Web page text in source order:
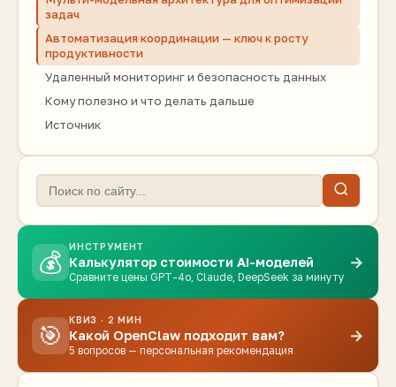
задач
Автоматизация координации — ключ к росту
продуктивности
Удаленный мониторинг и безопасность данных
Кому полезно и что делать дальше
Источник
💰
ИНСТРУМЕНТ
Калькулятор стоимости AI-моделей
Сравните цены GPT-4o, Claude, DeepSeek за минуту
→
🎯
КВИЗ · 2 МИН
Какой OpenClaw подходит вам?
5 вопросов — персональная рекомендация
→